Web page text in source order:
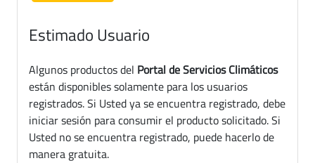
Estimado Usuario
Algunos productos del Portal de Servicios Climáticos
están disponibles solamente para los usuarios
registrados. Si Usted ya se encuentra registrado, debe
iniciar sesión para consumir el producto solicitado. Si
Usted no se encuentra registrado, puede hacerlo de
manera gratuita.